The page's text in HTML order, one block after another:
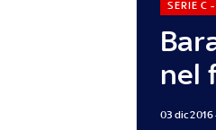
nel
SERIE C
03 dic 2016